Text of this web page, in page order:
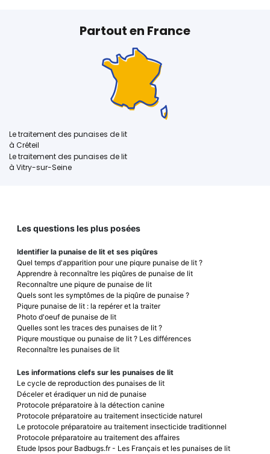
Partout en France
Le traitement des punaises de lit
à Créteil
Le traitement des punaises de lit
à Vitry-sur-Seine
Les questions les plus posées
Identifier la punaise de lit et ses piqûres
Quel temps d'apparition pour une piqure punaise de lit ?
Apprendre à reconnaître les piqûres de punaise de lit
Reconnaître une piqure de punaise de lit
Quels sont les symptômes de la piqûre de punaise ?
Piqure punaise de lit : la repérer et la traiter
Photo d'oeuf de punaise de lit
Quelles sont les traces des punaises de lit ?
Piqure moustique ou punaise de lit ? Les différences
Reconnaître les punaises de lit
Les informations clefs sur les punaises de lit
Le cycle de reproduction des punaises de lit
Déceler et éradiquer un nid de punaise
Protocole préparatoire à la détection canine
Protocole préparatoire au traitement insecticide naturel
Le protocole préparatoire au traitement insecticide traditionnel
Protocole préparatoire au traitement des affaires
Etude Ipsos pour Badbugs.fr - Les Français et les punaises de lit